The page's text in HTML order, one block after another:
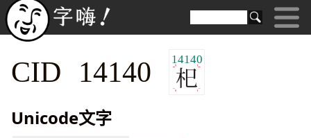
CID 14140 14140
Unicode文字